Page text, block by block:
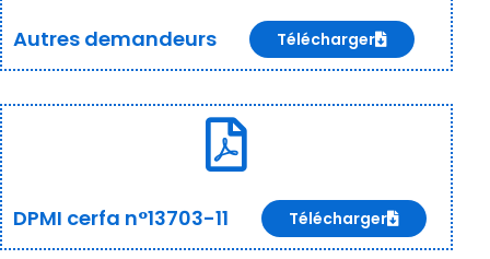
Autres demandeurs Télécharger
DPMI cerfa n°13703-11 Télécharger